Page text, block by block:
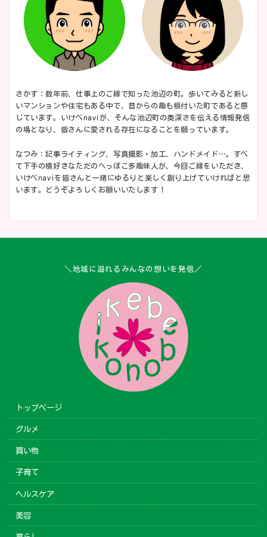
さかす：数年前、仕事上のご縁で知った池辺の町。歩いてみると新し
いマンションや住宅もある中で、昔からの趣も根付いた町であると感
じています。いけべnaviが、そんな池辺町の奥深さを伝える情報発信
の場となり、皆さんに愛される存在になることを願っています。
なつみ：記事ライティング、写真撮影・加工、ハンドメイド…。すべ
て下手の横好きなただのへっぽこ多趣味人が、今回ご縁をいただき、
いけべnaviを皆さんと一緒にゆるりと楽しく創り上げていければと思
います。どうぞよろしくお願いいたします！
＼地域に溢れるみんなの想いを発信／
トップページ
グルメ
買い物
子育て
ヘルスケア
美容